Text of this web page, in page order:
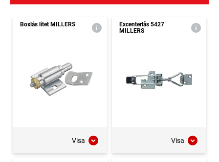
Boxlås litet MILLERS
Visa
Excenterlås 5427
MILLERS
Visa